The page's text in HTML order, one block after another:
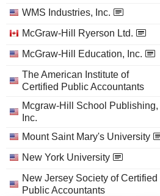
WMS Industries, Inc.
McGraw-Hill Ryerson Ltd.
McGraw-Hill Education, Inc.
The American Institute of
Certified Public Accountants
Mcgraw-Hill School Publishing,
Inc.
Mount Saint Mary's University
New York University
New Jersey Society of Certified
Public Accountants